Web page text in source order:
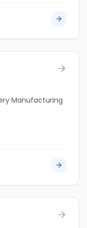
Manufacturing